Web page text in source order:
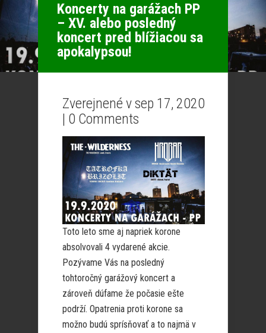
Koncerty na garážach PP
– XV. alebo posledný
koncert pred blížiacou sa
apokalypsou!
Zverejnené v sep 17, 2020
| 0 Comments
Toto leto sme aj napriek korone
absolvovali 4 vydarené akcie.
Pozývame Vás na posledný
tohtoročný garážový koncert a
zároveň dúfame že počasie ešte
podrží. Opatrenia proti korone sa
možno budú sprísňovať a to najmä v